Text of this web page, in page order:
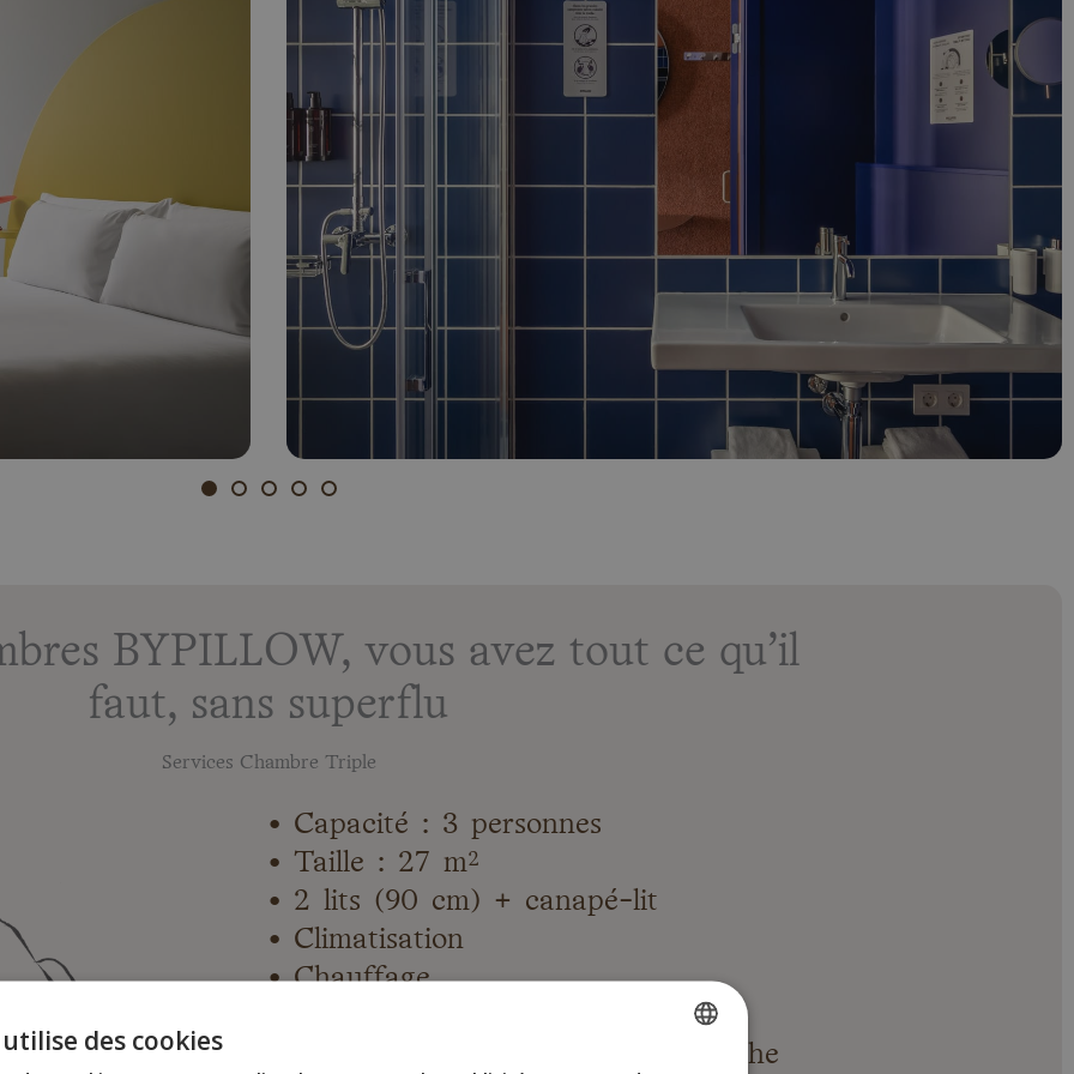
BYPILLOW, vous avez tout ce qu’il
faut, sans superflu
Services Chambre Triple
• Capacité : 3 personnes
• Taille : 27 m²
• 2 lits (90 cm) + canapé-lit
• Climatisation
• Chauffage
• Salle de bain privative avec douche
des cookies